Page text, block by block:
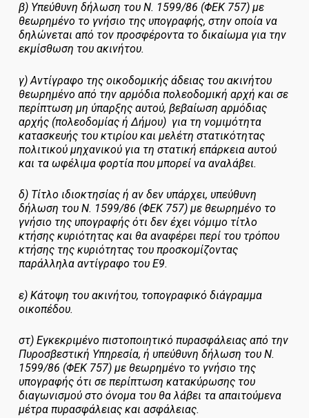
β) Υπεύθυνη δήλωση του Ν. 1599/86 (ΦΕΚ 757) με
θεωρημένο το γνήσιο της υπογραφής, στην οποία να
δηλώνεται από τον προσφέροντα το δικαίωμα για την
εκμίσθωση του ακινήτου.
γ) Αντίγραφο της οικοδομικής άδειας του ακινήτου
θεωρημένο από την αρμόδια πολεοδομική αρχή και σε
περίπτωση μη ύπαρξης αυτού, βεβαίωση αρμόδιας
αρχής (πολεοδομίας ή Δήμου) για τη νομιμότητα
κατασκευής του κτιρίου και μελέτη στατικότητας
πολιτικού μηχανικού για τη στατική επάρκεια αυτού
και τα ωφέλιμα φορτία που μπορεί να αναλάβει.
δ) Τίτλο ιδιοκτησίας ή αν δεν υπάρχει, υπεύθυνη
δήλωση του Ν. 1599/86 (ΦΕΚ 757) με θεωρημένο το
γνήσιο της υπογραφής ότι δεν έχει νόμιμο τίτλο
κτήσης κυριότητας και θα αναφέρει περί του τρόπου
κτήσης της κυριότητας του προσκομίζοντας
παράλληλα αντίγραφο του Ε9.
ε) Κάτοψη του ακινήτου, τοπογραφικό διάγραμμα
οικοπέδου.
στ) Εγκεκριμένο πιστοποιητικό πυρασφάλειας από την
Πυροσβεστική Υπηρεσία, ή υπεύθυνη δήλωση του Ν.
1599/86 (ΦΕΚ 757) με θεωρημένο το γνήσιο της
υπογραφής ότι σε περίπτωση κατακύρωσης του
διαγωνισμού στο όνομα του θα λάβει τα απαιτούμενα
μέτρα πυρασφάλειας και ασφάλειας.